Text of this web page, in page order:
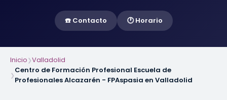
☎️ Contacto 🕐 Horario
Inicio❯Valladolid
❯
Centro de Formación Profesional Escuela de
Profesionales Alcazarén - FPAspasia en Valladolid